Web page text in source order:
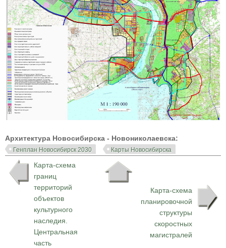
Архитектура Новосибирска - Новониколаевска:
Генплан Новосибирск 2030 Карты Новосибирска
Карта-схема
границ
территорий
объектов
культурного
наследия.
Центральная
часть
Карта-схема
планировочной
структуры
скоростных
магистралей